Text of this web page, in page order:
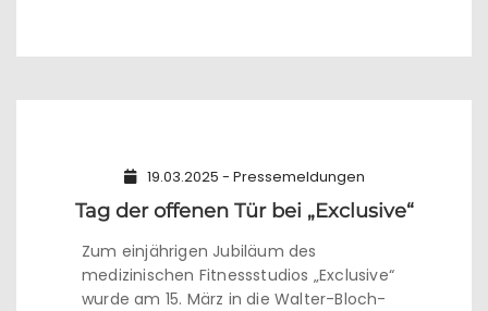
19.03.2025 - Pressemeldungen
Tag der offenen Tür bei „Exclusive“
Zum einjährigen Jubiläum des
medizinischen Fitnessstudios „Exclusive“
wurde am 15. März in die Walter-Bloch-